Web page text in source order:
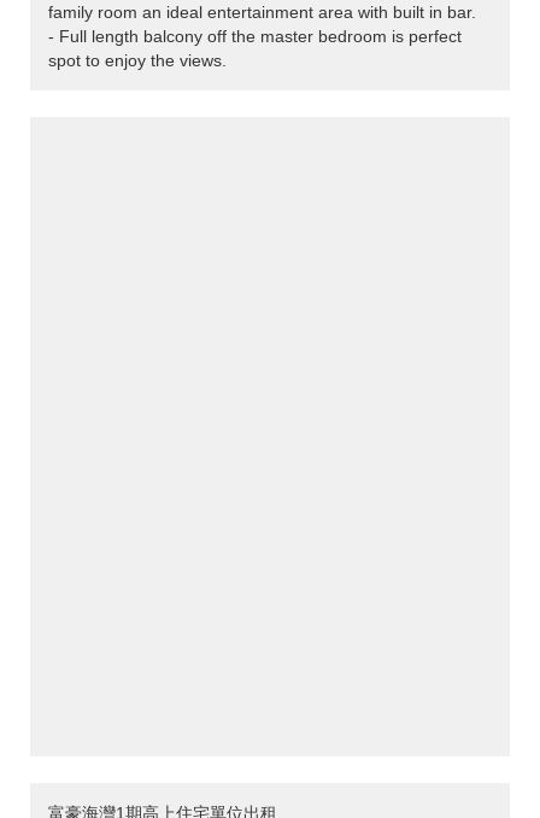
family room an ideal entertainment area with built in bar.
- Full length balcony off the master bedroom is perfect
spot to enjoy the views.
富豪海灣1期高上住宅單位出租